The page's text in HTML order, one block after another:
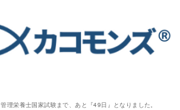
管理栄養士国家試験まで、あと『49日』となりました。